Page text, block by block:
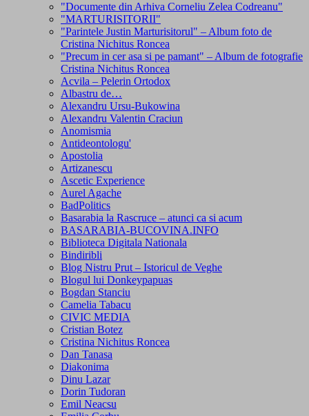
"Documente din Arhiva Corneliu Zelea Codreanu"
"MARTURISITORII"
"Parintele Justin Marturisitorul" – Album foto de
Cristina Nichitus Roncea
"Precum in cer asa si pe pamant" – Album de fotografie
Cristina Nichitus Roncea
Acvila – Pelerin Ortodox
Albastru de…
Alexandru Ursu-Bukowina
Alexandru Valentin Craciun
Anomismia
Antideontologu'
Apostolia
Artizanescu
Ascetic Experience
Aurel Agache
BadPolitics
Basarabia la Rascruce – atunci ca si acum
BASARABIA-BUCOVINA.INFO
Biblioteca Digitala Nationala
Bindiribli
Blog Nistru Prut – Istoricul de Veghe
Blogul lui Donkeypapuas
Bogdan Stanciu
Camelia Tabacu
CIVIC MEDIA
Cristian Botez
Cristina Nichitus Roncea
Dan Tanasa
Diakonima
Dinu Lazar
Dorin Tudoran
Emil Neacsu